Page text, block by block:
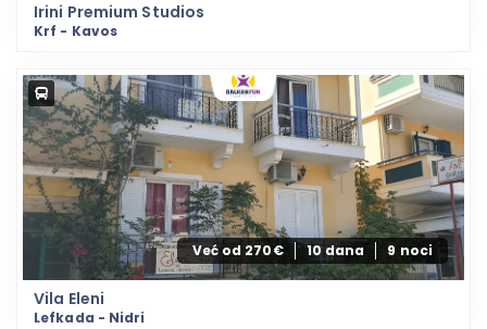
Irini Premium Studios
Krf - Kavos
Već od 270€ 10 dana 9 noci
Vila Eleni
Lefkada - Nidri